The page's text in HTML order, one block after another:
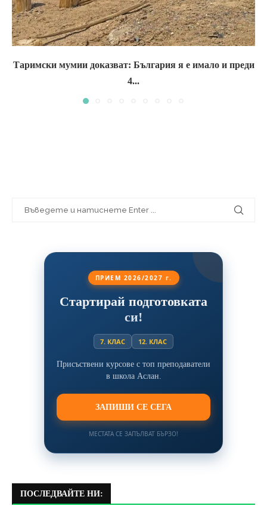
Таримски мумии доказват: България я е имало и преди
4...
ПРИЕМ 2026/2027 г.
Стартирай подготовката
си!
7. КЛАС 12. КЛАС
Присъствени курсове с топ преподаватели
в школа Аслан.
ЗАПИШИ СЕ СЕГА
МЕСТАТА СЕ ЗАПЪЛВАТ БЪРЗО!
ПОСЛЕДВАЙТЕ НИ: